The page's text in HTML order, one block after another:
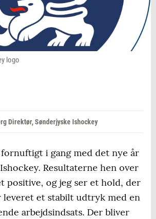
logo
Direktør, Sønderjyske Ishockey
i gang med det nye år
Resultaterne hen over
positive, og jeg ser et hold, der
leveret et stabilt udtryk med en
arbejdsindsats. Der bliver